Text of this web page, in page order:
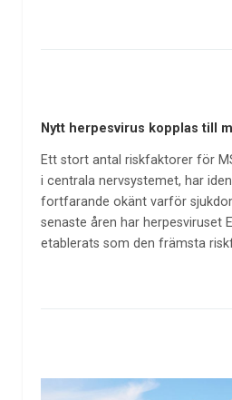
Nytt herpesvirus kopplas till
Ett stort antal riskfaktorer för
i centrala nervsystemet, har
fortfarande okänt varför
senaste åren har herpesviruset
etablerats som den främsta